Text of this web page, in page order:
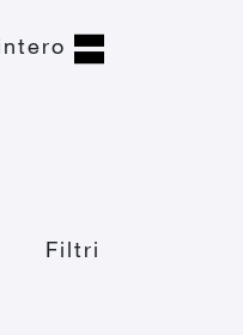
Filtri